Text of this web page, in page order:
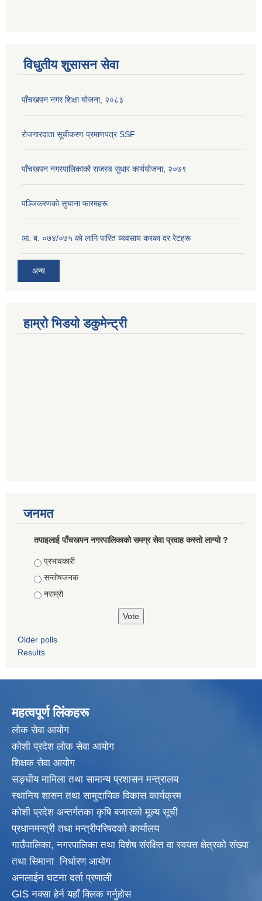
विधुतीय शुसासन सेवा
पाँचखपन नगर शिक्षा योजना, २०८३
रोजगारदाता सूचीकरण प्रमाणपत्र SSF
पाँचखपन नगरपालिकाको राजस्व सुधार कार्ययोजना, २०७९
पञ्जिकरणकाे सुचाना फारमहरू
आ. ब. ०७४/०७५ काे लागि पारित व्यवसाय करका दर रेटहरू
अन्य
हाम्रो भिडयो डकुमेन्ट्री
जनमत
तपाइलाई पाँचखपन नगरपालिकाको समग्र सेवा प्रवाह कस्तो लाग्यो ?
Choices
प्रभावकारी
सन्तोषजनक
नराम्राे
Older polls
Results
महत्वपूर्ण लिंकहरू
लाेक सेवा आयाेग
कोशी प्रदेश लोक सेवा आयोग
शिक्षक सेवा आयाेग
सङ्‍घीय मामिला तथा सामान्य प्रशासन मन्त्रालय
स्थानिय शासन तथा सामुदायिक विकास कार्यक्रम
कोशी प्रदेश अन्तर्गतका कृषि बजारको मूल्य सूची
प्रधानमन्त्री तथा मन्त्रीपरिषदकाे कार्यालय
गाउँपालिका, नगरपालिका तथा विशेष संरक्षित वा स्वयत्त क्षेत्रकाे संख्या
तथा सिमाना निर्धारण आयाेग
अनलाईन घटना दर्ता प्रणाली
GIS नक्सा हेर्न यहाँ क्लिक गर्नुहाेस